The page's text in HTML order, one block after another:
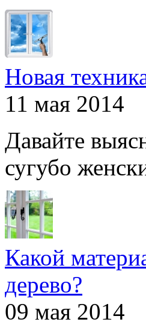
Новая
11 мая 2014
Давайте
сугубо
Какой
дерево?
09 мая 2014